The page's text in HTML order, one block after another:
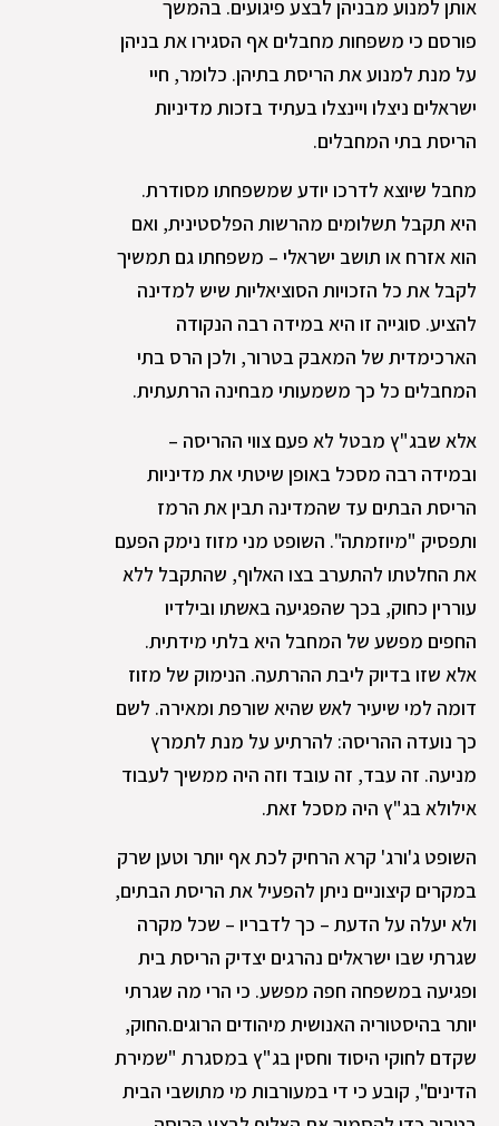
אותן למנוע מבניהן לבצע פיגועים. בהמשך
פורסם כי משפחות מחבלים אף הסגירו את בניהן
על מנת למנוע את הריסת בתיהן. כלומר, חיי
ישראלים ניצלו ויינצלו בעתיד בזכות מדיניות
הריסת בתי המחבלים.
מחבל שיוצא לדרכו יודע שמשפחתו מסודרת.
היא תקבל תשלומים מהרשות הפלסטינית, ואם
הוא אזרח או תושב ישראלי – משפחתו גם תמשיך
לקבל את כל הזכויות הסוציאליות שיש למדינה
להציע. סוגייה זו היא במידה רבה הנקודה
הארכימדית של המאבק בטרור, ולכן הרס בתי
המחבלים כל כך משמעותי מבחינה הרתעתית.
אלא שבג"ץ מבטל לא פעם צווי ההריסה –
ובמידה רבה מסכל באופן שיטתי את מדיניות
הריסת הבתים עד שהמדינה תבין את הרמז
ותפסיק "מיוזמתה". השופט מני מזוז נימק הפעם
את החלטתו להתערב בצו האלוף, שהתקבל ללא
עוררין כחוק, בכך שהפגיעה באשתו ובילדיו
החפים מפשע של המחבל היא בלתי מידתית.
אלא שזו בדיוק ליבת ההרתעה. הנימוק של מזוז
דומה למי שיעיר לאש שהיא שורפת ומאירה. לשם
כך נועדה ההריסה: להרתיע על מנת לתמרץ
מניעה. זה עבד, זה עובד וזה היה ממשיך לעבוד
אילולא בג"ץ היה מסכל זאת.
השופט ג'ורג' קרא הרחיק לכת אף יותר וטען שרק
במקרים קיצוניים ניתן להפעיל את הריסת הבתים,
ולא יעלה על הדעת – כך לדבריו – שכל מקרה
שגרתי שבו ישראלים נהרגים יצדיק הריסת בית
ופגיעה במשפחה חפה מפשע. כי הרי מה שגרתי
יותר בהיסטוריה האנושית מיהודים הרוגים.החוק,
שקדם לחוקי היסוד וחסין בג"ץ במסגרת "שמירת
הדינים", קובע כי די במעורבות מי מתושבי הבית